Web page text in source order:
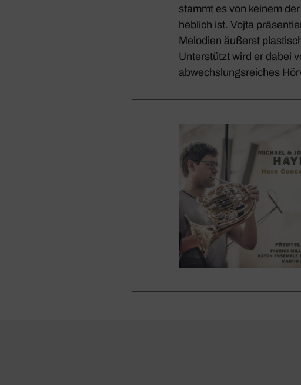
stammt es von keinem
heb­lich ist. Vojta
Melo­dien äußerst
Unter­stützt wird er dabei
abwechs­lungs­rei­ches